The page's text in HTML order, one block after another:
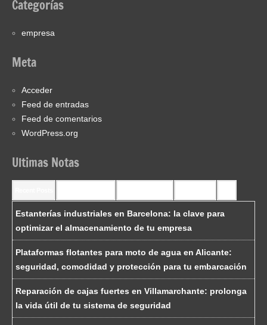
Categorías
empresa
Meta
Acceder
Feed de entradas
Feed de comentarios
WordPress.org
Ultimas Notas
Estanterías industriales en Barcelona: la clave para
optimizar el almacenamiento de tu empresa
Plataformas flotantes para moto de agua en Alicante:
seguridad, comodidad y protección para tu embarcación
Reparación de cajas fuertes en Villamarchante: prolonga
la vida útil de tu sistema de seguridad